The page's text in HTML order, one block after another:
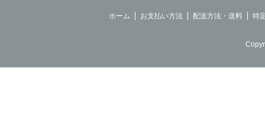
ホーム お支払い方法 配送方法・送料 特